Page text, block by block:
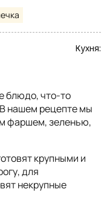
Кухня:
блюдо, что-то
нашем рецепте мы
фаршем, зеленью,
крупными и
для
некрупные